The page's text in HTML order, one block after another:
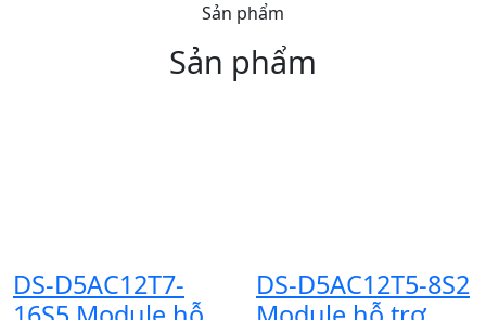
Sản phẩm
Sản phẩm
DS-D5AC12T7-
DS-D5AC12T5-8S2